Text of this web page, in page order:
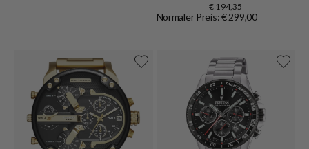
€ 194,35
Normaler Preis: € 299,00